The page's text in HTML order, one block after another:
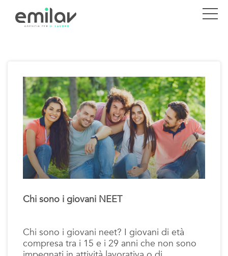
Chi sono i giovani NEET
Chi sono i giovani neet? I giovani di età
compresa tra i 15 e i 29 anni che non sono